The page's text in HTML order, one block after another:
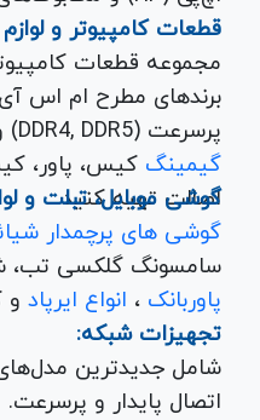
قطعات کامپیوتر و
مجموعه قطعات
پرسرعت (DDR4, DDR5) و SSDهای NVMe. همچنین کلیه
گیمینگ کیس، پاور، کیبورد و
اصالت تهیه کنید.
گوشی موبایل، تبلت و
گوشی های پرچمدار
سامسونگ گلکسی تب،
پاوربانک ، انواع ایرپاد
تجهیزات شبکه:
اتصال پایدار و پرسرعت.